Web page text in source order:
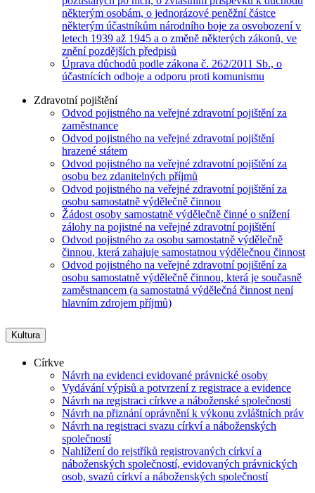
některým osobám, o jednorázové peněžní částce
některým účastníkům národního boje za osvobození v
letech 1939 až 1945 a o změně některých zákonů, ve
znění pozdějších předpisů
Úprava důchodů podle zákona č. 262/2011 Sb., o
účastnících odboje a odporu proti komunismu
Zdravotní pojištění
Odvod pojistného na veřejné zdravotní pojištění za
zaměstnance
Odvod pojistného na veřejné zdravotní pojištění
hrazené státem
Odvod pojistného na veřejné zdravotní pojištění za
osobu bez zdanitelných příjmů
Odvod pojistného na veřejné zdravotní pojištění za
osobu samostatně výdělečně činnou
Žádost osoby samostatně výdělečně činné o snížení
zálohy na pojistné na veřejné zdravotní pojištění
Odvod pojistného za osobu samostatně výdělečně
činnou, která zahajuje samostatnou výdělečnou činnost
Odvod pojistného na veřejné zdravotní pojištění za
osobu samostatně výdělečně činnou, která je současně
zaměstnancem (a samostatná výdělečná činnost není
hlavním zdrojem příjmů)
Kultura
Církve
Návrh na evidenci evidované právnické osoby
Vydávání výpisů a potvrzení z registrace a evidence
Návrh na registraci církve a náboženské společnosti
Návrh na přiznání oprávnění k výkonu zvláštních práv
Návrh na registraci svazu církví a náboženských
společností
Nahlížení do rejstříků registrovaných církví a
náboženských společností, evidovaných právnických
osob, svazů církví a náboženských společností